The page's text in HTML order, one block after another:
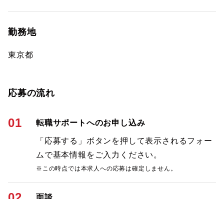
勤務地
東京都
応募の流れ
01 転職サポートへのお申し込み
「応募する」ボタンを押して表示されるフォー
ムで基本情報をご入力ください。
※この時点では本求人への応募は確定しません。
面談